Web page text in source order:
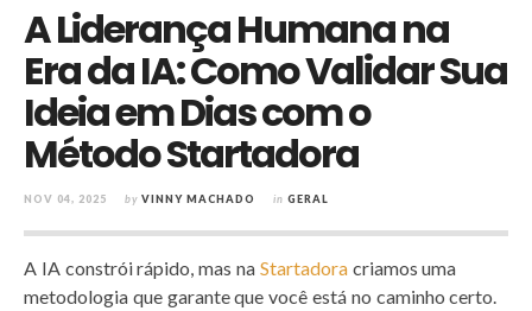
A Liderança Humana na
Era da IA: Como Validar Sua
Ideia em Dias com o
Método Startadora
NOV 04, 2025 by VINNY MACHADO in GERAL
A IA constrói rápido, mas na Startadoracriamos uma
metodologia que garante que você está no caminho certo.